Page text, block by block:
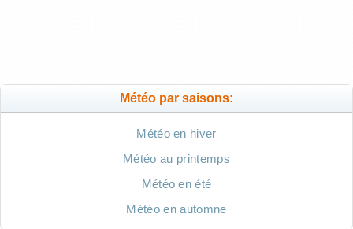
Météo par saisons:
Météo en hiver
Météo au printemps
Météo en été
Météo en automne